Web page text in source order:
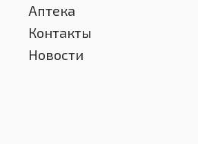
Аптека
Контакты
Новости